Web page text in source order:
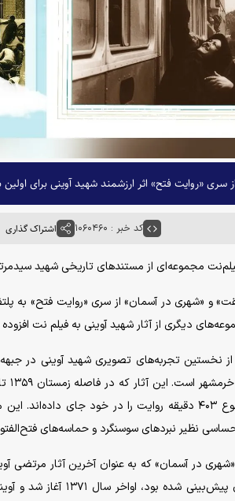
سری «روایت فتح» اثر ارزشمند شهید آوینی برای
کد خبر : ۱۰۶۰۴۶۰ اشتراک گذاری
فیلم‌نت مجموعه‌ای از مستند‌های تاریخی شهید
«حقیقت» و «شهری در آسمان» از سری «روایت فتح»
دیگری از آثار شهید آوینی به فیلم نت
نخستین تجربه‌های تصویری شهید آوینی در
است که این اپیزود‌ها در مجموع ۴۰۳ دقیقه روایت را در
نظیر نبرد‌های سوسنگرد و حماسه‌های
در آسمان» که به عنوان آخرین آثار
مجموعه که ۱۰ قسمت